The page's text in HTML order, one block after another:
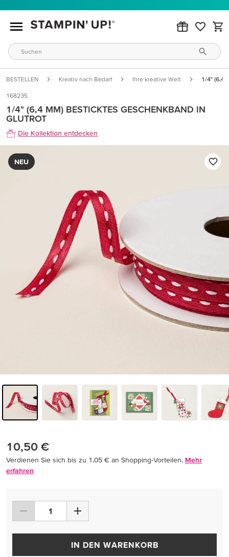
BESTELLEN Kreativ nach Bedarf Ihre kreative Welt 1/4" (6,4
168235
1/4" (6,4 MM) BESTICKTES GESCHENKBAND IN
GLUTROT
Die Kollektion entdecken
NEU
10,50 €
Verdienen Sie sich bis zu 1,05 € an Shopping-Vorteilen. Mehr
erfahren
IN DEN WARENKORB